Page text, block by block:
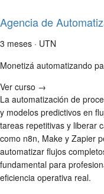
Agencia de
3 meses · UTN
Monetizá automatizando
Ver curso →
La automatización de
y modelos predictivos en
tareas repetitivas y liberar
como n8n, Make y Zapier
automatizar flujos
fundamental para
eficiencia operativa real.